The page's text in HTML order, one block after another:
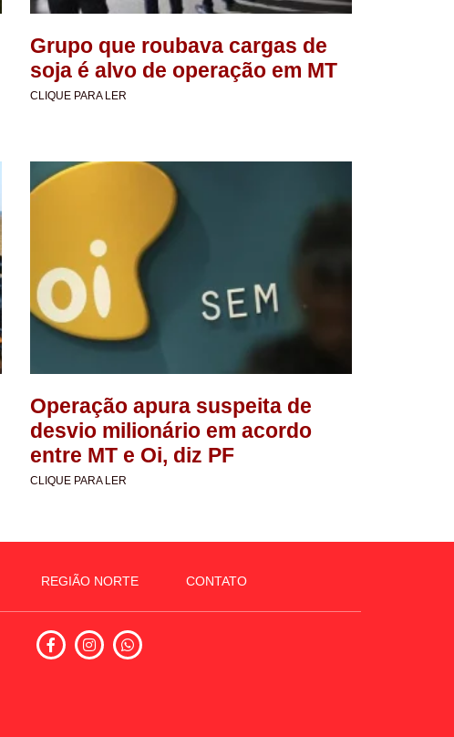
Grupo que roubava cargas de
soja é alvo de operação em MT
CLIQUE PARA LER
Operação apura suspeita de
desvio milionário em acordo
entre MT e Oi, diz PF
CLIQUE PARA LER
REGIÃO NORTE CONTATO